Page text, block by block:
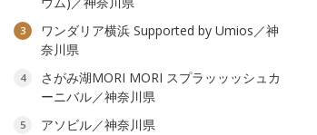
3
ワンダリア横浜 Supported by Umios／神
奈川県
4
さがみ湖MORI MORI スプラッッッシュカ
ーニバル／神奈川県
5
アソビル／神奈川県